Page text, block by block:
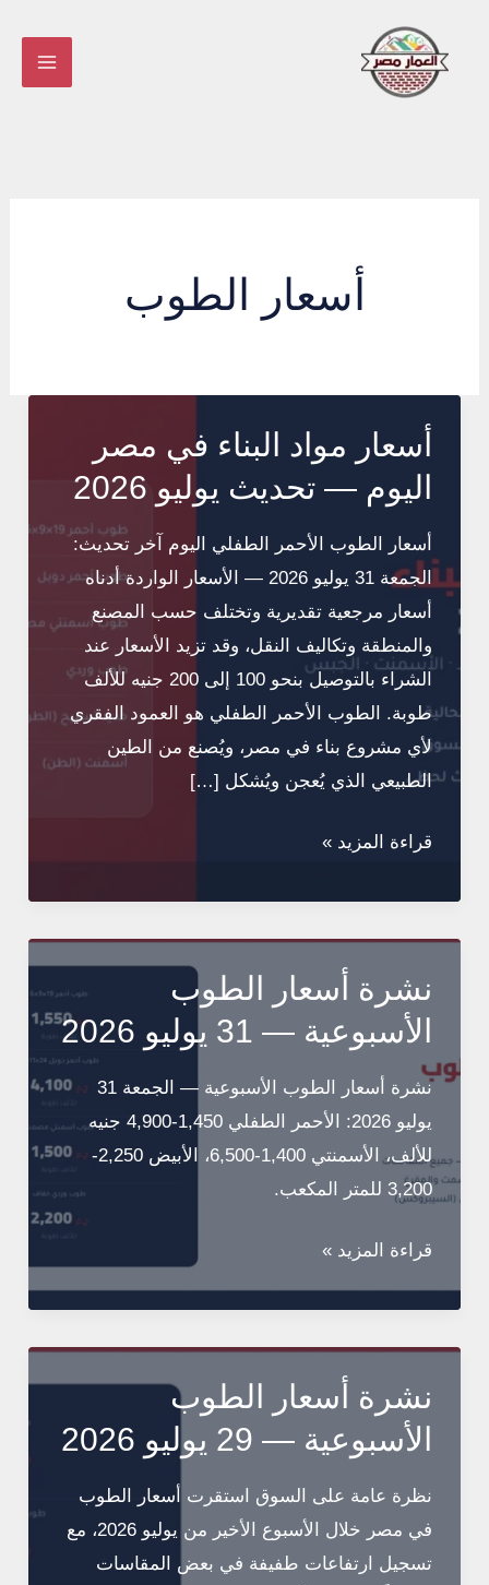
المحتوى
أسعار الطوب
أسعار مواد البناء في مصر
اليوم — تحديث يوليو 2026
أسعار الطوب الأحمر الطفلي اليوم آخر تحديث:
الجمعة 31 يوليو 2026 — الأسعار الواردة أدناه
أسعار مرجعية تقديرية وتختلف حسب المصنع
والمنطقة وتكاليف النقل، وقد تزيد الأسعار عند
الشراء بالتوصيل بنحو 100 إلى 200 جنيه للألف
طوبة. الطوب الأحمر الطفلي هو العمود الفقري
لأي مشروع بناء في مصر، ويُصنع من الطين
الطبيعي الذي يُعجن ويُشكل […]
أسعار
البناء
في
مصر
اليوم
—
تحديث
يوليو
2026
قراءة المزيد »
نشرة أسعار الطوب
الأسبوعية — 31 يوليو 2026
نشرة أسعار الطوب الأسبوعية — الجمعة 31
يوليو 2026: الأحمر الطفلي 1,450-4,900 جنيه
للألف، الأسمنتي 1,400-6,500، الأبيض 2,250-
3,200 للمتر المكعب.
نشرة
الطوب
الأسبوعية
يوليو
2026
قراءة المزيد »
نشرة أسعار الطوب
الأسبوعية — 29 يوليو 2026
نظرة عامة على السوق استقرت أسعار الطوب
في مصر خلال الأسبوع الأخير من يوليو 2026، مع
تسجيل ارتفاعات طفيفة في بعض المقاسات